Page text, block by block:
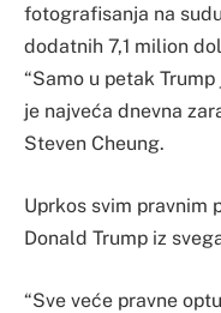
fotografisanja na
dodatnih 7,1 milion
“Samo u petak
je najveća dnevna
Steven Cheung.
Uprkos svim pravnim
Donald Trump iz
“Sve veće pravne